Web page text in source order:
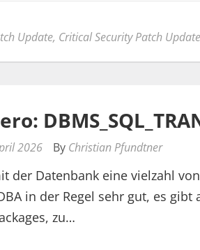
Update, Critical Security Patch Update
2026 By Christian Pfundtner
der Datenbank eine vielzahl
in der Regel sehr gut, es
zu…